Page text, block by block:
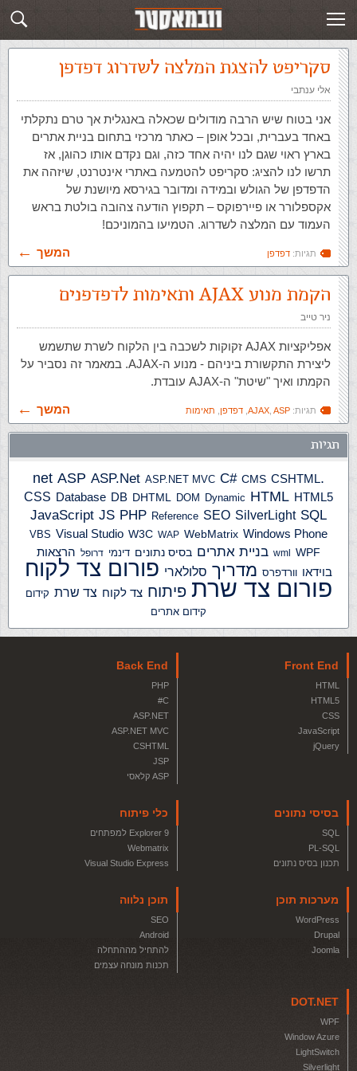
תגית: דפדפן פוסטים חדשים
סקריפט להצגת המלצה לשדרוג דפדפן
אלי ענתבי
אני בטוח שיש הרבה מודולים שכאלה באנגלית אך טרם נתקלתי
באחד בעברית, ובכל אופן – כאתר מרכזי בתחום בניית אתרים
בארץ ראוי שגם לנו יהיה אחד כזה, וגם נקדם אותו כהוגן, אז
תרשו לנו להציג: סקריפט להטמעה באתרי אינטרנט, שיזהה את
הדפדפן של הגולש ובמידה ומדובר בגירסא מיושנת של
אקספלורר או פיירפוקס – תקפוץ הודעה צהובה בולטת בראש
העמוד עם המלצה לשדרוג. הטמיעו בהמוניכם!
תגיות: דפדפן המשך
הקמת מנוע AJAX ותאימות לדפדפנים
ניר טייב
אפליקציות AJAX זקוקות לשכבה בין הלקוח לשרת שתשמש
ליצירת התקשורת ביניהם - מנוע ה-AJAX. במאמר זה נסביר על
הקמתו ואיך "שיטת" ה-AJAX עובדת.
תגיות: AJAX ASP דפדפן תאימות המשך
תגיות
.net
ASP ASP.Net ASP.NET MVC C# CMS CSHTML
CSS Database DB DHTML DOM Dynamic HTML HTML5
JavaScript JS PHP Reference SEO SilverLight SQL
VBS Visual Studio W3C WAP WebMatrix Windows Phone
wml WPF בניית אתרים בסיס נתונים דינמי דרופל הרצאות
בוידאו וורדפרס מדריך סלולארי פורום צד לקוח
פורום צד שרת פיתוח צד לקוח צד שרת קידום
קידום אתרים
Front End
HTML
HTML5
CSS
JavaScript
jQuery
Back End
PHP
C#
ASP.NET
ASP.NET MVC
CSHTML
JSP
ASP קלאסי
בסיסי נתונים
SQL
PL-SQL
תכנון בסיס נתונים
כלי פיתוח
Explorer 9 למפתחים
Webmatrix
Visual Studio Express
מערכות תוכן
WordPress
Drupal
Joomla
תוכן נלווה
SEO
Android
להתחיל מההתחלה
תכנות מונחה עצמים
DOT.NET
WPF
Window Azure
LightSwitch
Silverlight